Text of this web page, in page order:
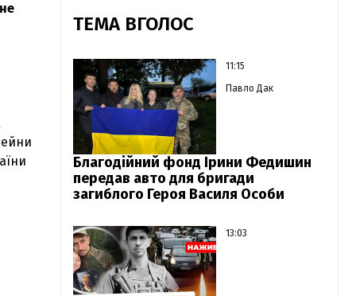
ТЕМА ВГОЛОС
11:15
Павло Дак
Благодійний фонд Ірини Федишин
передав авто для бригади
загиблого Героя Василя Особи
13:03